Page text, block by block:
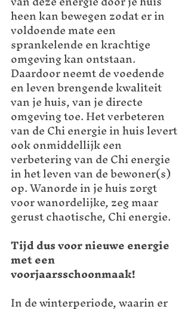
heen kan bewegen zodat er in
voldoende mate een
sprankelende en krachtige
omgeving kan ontstaan.
Daardoor neemt de voedende
en leven brengende kwaliteit
van je huis, van je directe
omgeving toe. Het verbeteren
van de Chi energie in huis levert
ook onmiddellijk een
verbetering van de Chi energie
in het leven van de bewoner(s)
op. Wanorde in je huis zorgt
voor wanordelijke, zeg maar
gerust chaotische, Chi energie.
Tijd dus voor nieuwe energie
met een
voorjaarsschoonmaak!
In de winterperiode, waarin er